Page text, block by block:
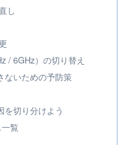
し
/ 6GHz）の切り替え
ないための予防策
を切り分けよう
覧